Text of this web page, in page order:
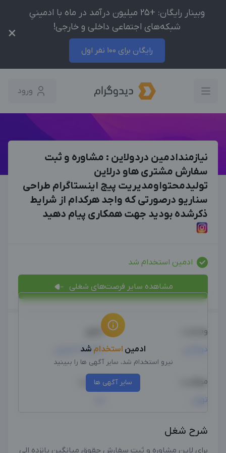
وبینار رایگان: +25 میلیون درآمد در ماه با ادمینیِ
شبکه‌های اجتماعی داخلی و خارجی!
رایگان برای 100 نفر اول
×
ورود
نیازمندادمین دردولاین : مشاوره و ثبت
سفارش مشتری هاو درلاین
تولیدمحتواومدیریت پیج اینستاگرام طراحی
سناریو درصورتی که واجد هرکدام از شرایط
ذکرشده بودید جهت همکاری پیام دهید
ادمین استخدام شد
مشاهده سایر فرصت‌های شغلی
وضعیت
دورکاری
حقوق
بالای 15 میلیون
موقعیت
تهران
جنسیت
شرح شغل
برای لاین مشاوره و ثبت سفارش حقوق میانگین پانزده الی
ادمین استخدام شد
نیرو استخدام شد، سایر آگهی ها را ببینید
سایر آگهی ها